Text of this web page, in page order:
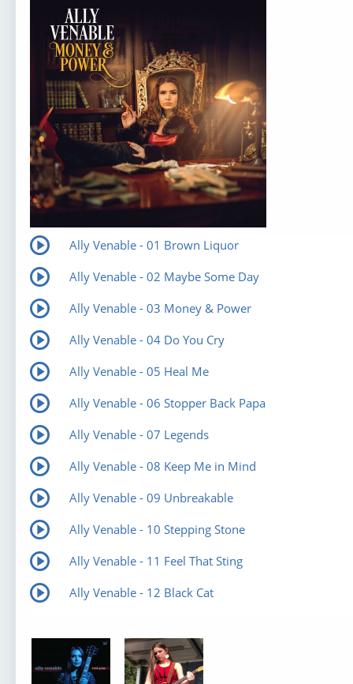
Ally Venable - 01 Brown Liquor
Ally Venable - 02 Maybe Some Day
Ally Venable - 03 Money & Power
Ally Venable - 04 Do You Cry
Ally Venable - 05 Heal Me
Ally Venable - 06 Stopper Back Papa
Ally Venable - 07 Legends
Ally Venable - 08 Keep Me in Mind
Ally Venable - 09 Unbreakable
Ally Venable - 10 Stepping Stone
Ally Venable - 11 Feel That Sting
Ally Venable - 12 Black Cat